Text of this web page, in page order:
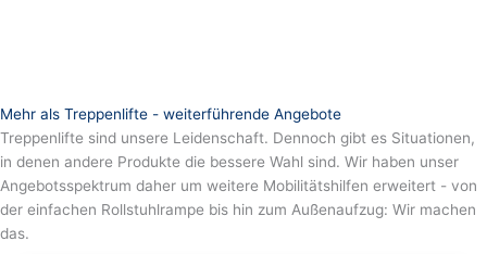
Mehr als Treppenlifte - weiterführende Angebote
Treppenlifte sind unsere Leidenschaft. Dennoch gibt es Situationen,
in denen andere Produkte die bessere Wahl sind. Wir haben unser
Angebotsspektrum daher um weitere Mobilitätshilfen erweitert - von
der einfachen Rollstuhlrampe bis hin zum Außenaufzug: Wir machen
das.